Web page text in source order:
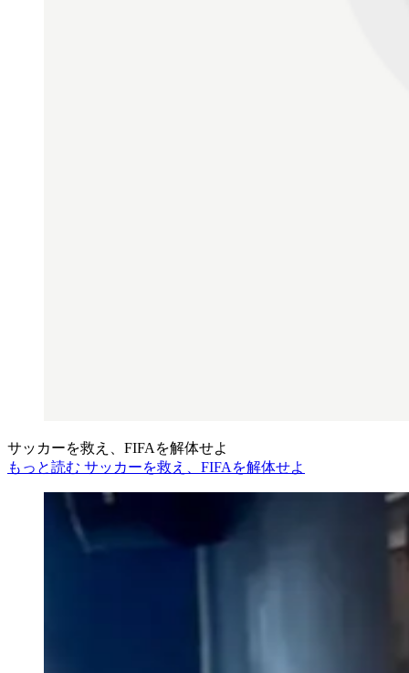
サッカーを救え、FIFAを解体せよ
もっと読む サッカーを救え、FIFAを解体せよ